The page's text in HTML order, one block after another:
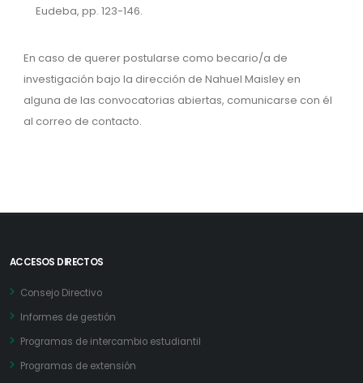
Eudeba, pp. 123-146.
En caso de querer postularse como becario/a de
investigación bajo la dirección de Nahuel Maisley en
alguna de las convocatorias abiertas, comunicarse con él
al correo de contacto.
ACCESOS DIRECTOS
Consejo Directivo
Informes de gestión
Programas de intercambio estudiantil
Programas de extensión